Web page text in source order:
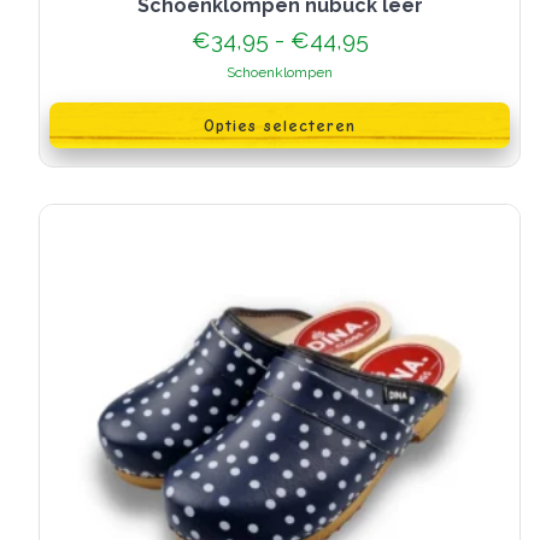
Schoenklompen nubuck leer
€34,95 - €44,95Prijsklasse:
€44,95
Schoenklompen
Opties selecteren
product
heeft
meerdere
variaties.
optie